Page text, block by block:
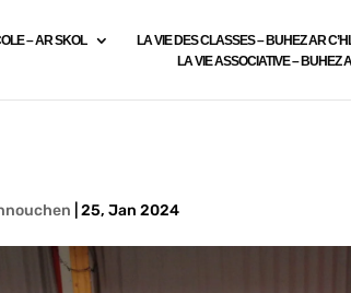
– AR SKOL LA VIE DES CLASSES – BUHEZ AR
LA VIE ASSOCIATIVE – BUHEZ
|25, Jan 2024